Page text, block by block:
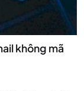
không mã